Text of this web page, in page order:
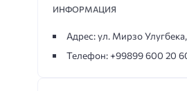
ИНФОРМАЦИЯ
Адрес: ул. Мирзо
Телефон: +99899 600 20